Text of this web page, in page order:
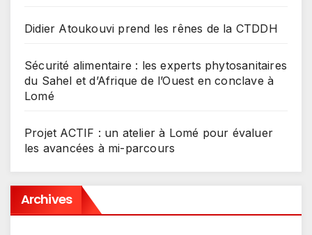
Didier Atoukouvi prend les rênes de la CTDDH
Sécurité alimentaire : les experts phytosanitaires
du Sahel et d’Afrique de l’Ouest en conclave à
Lomé
Projet ACTIF : un atelier à Lomé pour évaluer
les avancées à mi-parcours
Archives